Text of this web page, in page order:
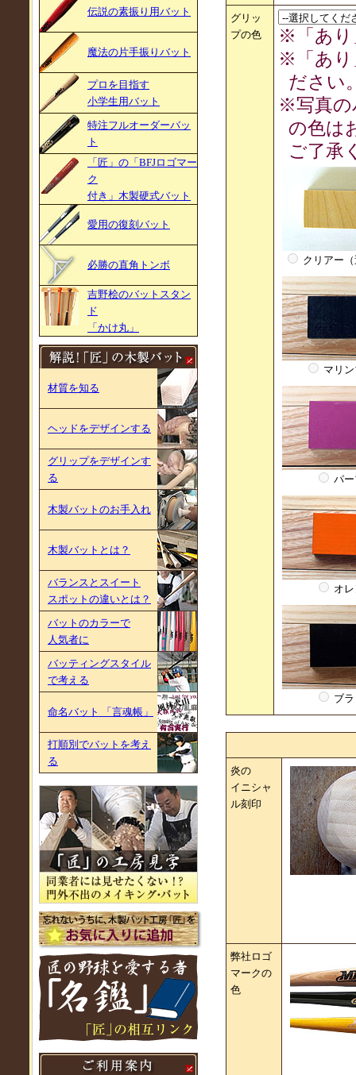
伝説の素振り用バット
魔法の片手振りバット
プロを目指す
小学生用バット
特注フルオーダーバッ
ト
「匠」の「BFJロゴマー
ク
付き」木製硬式バット
愛用の復刻バット
必勝の直角トンボ
吉野桧のバットスタン
ド
「かけ丸」
材質を知る
ヘッドをデザインする
グリップをデザインす
る
木製バットのお手入れ
木製バットとは？
バランスとスイート
スポットの違いとは？
バットのカラーで
人気者に
バッティングスタイル
で考える
命名バット 「言魂帳」
打順別でバットを考え
る
グリッ
プの色
※「あり
※「あり
ださい
※写真の
の色は
ご了承
クリアー
マリ
パ
オ
ブ
炎の
イニシャ
ル刻印
弊社ロゴ
マークの
色